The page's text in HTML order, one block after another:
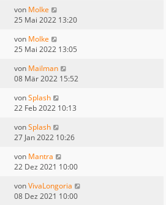
von Molke
25 Mai 2022 13:20
von Molke
25 Mai 2022 13:05
von Mailman
08 Mär 2022 15:52
vonSplash
22 Feb 2022 10:13
vonSplash
27 Jan 2022 10:26
von Mantra
22 Dez 2021 10:00
vonVivaLongoria
08 Dez 2021 10:00